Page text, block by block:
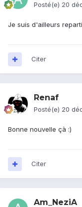
Posté(e) 20
Je suis d'ailleurs
Citer
Renaf
Posté(e) 20
Bonne nouvelle çà :)
Citer
Am_NeziA